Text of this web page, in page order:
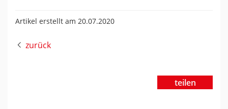
Artikel erstellt am 20.07.2020
zurück
teilen